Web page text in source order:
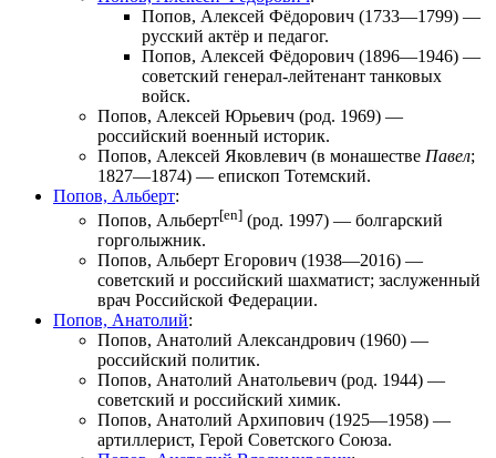
Попов, Алексей Фёдорович (1733—1799) —
русский актёр и педагог.
Попов, Алексей Фёдорович (1896—1946) —
советский генерал-лейтенант танковых
войск.
Попов, Алексей Юрьевич (род. 1969) —
российский военный историк.
Попов, Алексей Яковлевич (в монашестве Павел;
1827—1874) — епископ Тотемский.
Попов, Альберт:
Попов, Альберт[en] (род. 1997) — болгарский
горголыжник.
Попов, Альберт Егорович (1938—2016) —
советский и российский шахматист; заслуженный
врач Российской Федерации.
Попов, Анатолий:
Попов, Анатолий Александрович (1960) —
российский политик.
Попов, Анатолий Анатольевич (род. 1944) —
советский и российский химик.
Попов, Анатолий Архипович (1925—1958) —
артиллерист, Герой Советского Союза.